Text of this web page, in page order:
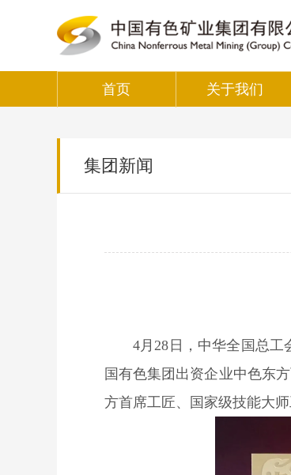
首页 关于我们
集团新闻
4月28日，中华全国总工
国有色集团出资企业中色东
方首席工匠、国家级技能大